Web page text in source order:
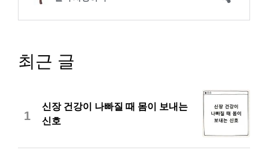
최근 글
1
신장 건강이 나빠질 때 몸이 보내는
신호